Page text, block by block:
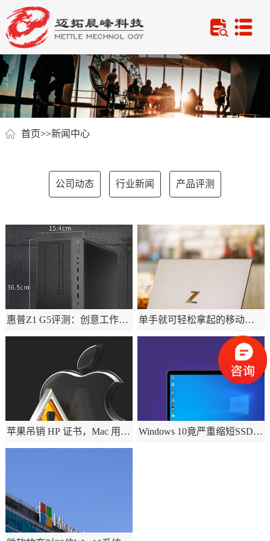
首页>>新闻中心
公司动态 行业新闻 产品评测
惠普Z1 G5评测：创意工作交
给它 从此不加班？
单手就可轻松拿起的移动工
作站 这才是设计师需要的工
苹果吊销 HP 证书，Mac 用户
无法打印？附详细解决方案
Windows 10竟严重缩短SSD寿